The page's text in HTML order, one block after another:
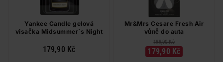
Yankee Candle gelová
visačka Midsummer´s Night
179,90 Kč
Mr&Mrs Cesare Fresh Air
vůně do auta
199,90 Kč
179,90 Kč